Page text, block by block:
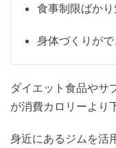
食事制限ばか
身体づくりが
ダイエット食品やサ
が消費カロリーより
身近にあるジムを活